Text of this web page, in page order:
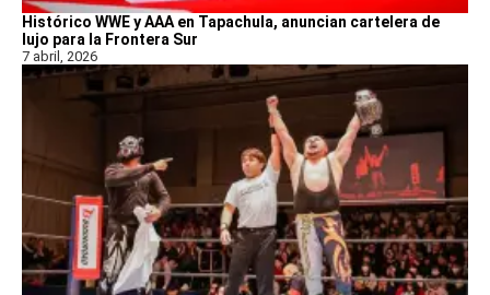
Histórico WWE y AAA en Tapachula, anuncian cartelera de
lujo para la Frontera Sur
7 abril, 2026